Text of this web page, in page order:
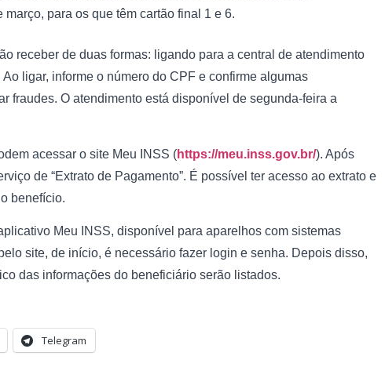
para os que têm cartão final 1 e 6.
receber de duas formas: ligando para a central de atendimento
ligar, informe o número do CPF e confirme algumas
fraudes. O atendimento está disponível de segunda-feira a
acessar o site Meu INSS (https://meu.inss.gov.br/). Após
de “Extrato de Pagamento”. É possível ter acesso ao extrato e
benefício.
Meu INSS, disponível para aparelhos com sistemas
site, de início, é necessário fazer login e senha. Depois disso,
das informações do beneficiário serão listados.
Telegram